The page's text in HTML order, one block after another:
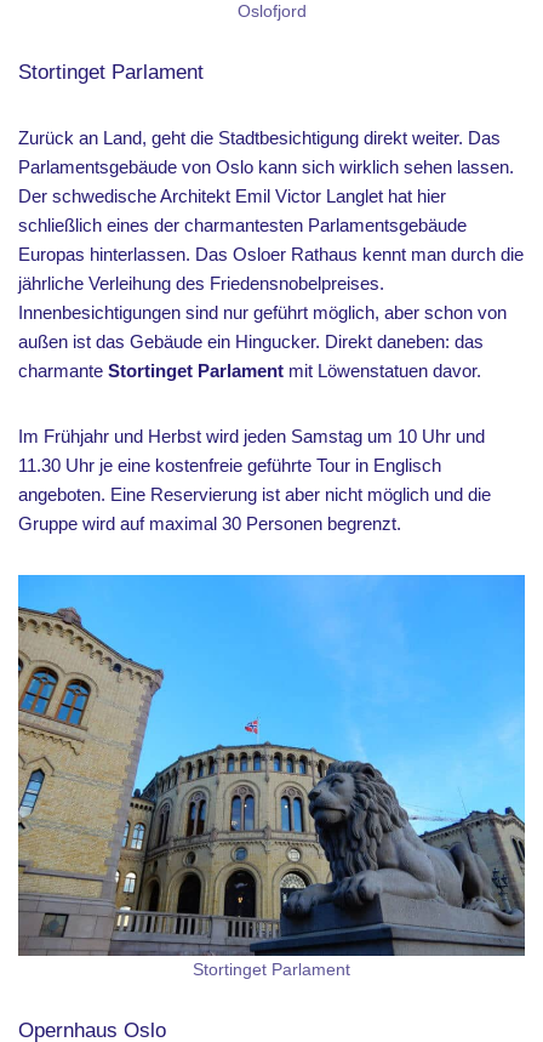
Oslofjord
Stortinget Parlament
Zurück an Land, geht die Stadtbesichtigung direkt weiter. Das
Parlamentsgebäude von Oslo kann sich wirklich sehen lassen.
Der schwedische Architekt Emil Victor Langlet hat hier
schließlich eines der charmantesten Parlamentsgebäude
Europas hinterlassen. Das Osloer Rathaus kennt man durch die
jährliche Verleihung des Friedensnobelpreises.
Innenbesichtigungen sind nur geführt möglich, aber schon von
außen ist das Gebäude ein Hingucker. Direkt daneben: das
charmante Stortinget Parlament mit Löwenstatuen davor.
Im Frühjahr und Herbst wird jeden Samstag um 10 Uhr und
11.30 Uhr je eine kostenfreie geführte Tour in Englisch
angeboten. Eine Reservierung ist aber nicht möglich und die
Gruppe wird auf maximal 30 Personen begrenzt.
Stortinget Parlament
Opernhaus Oslo